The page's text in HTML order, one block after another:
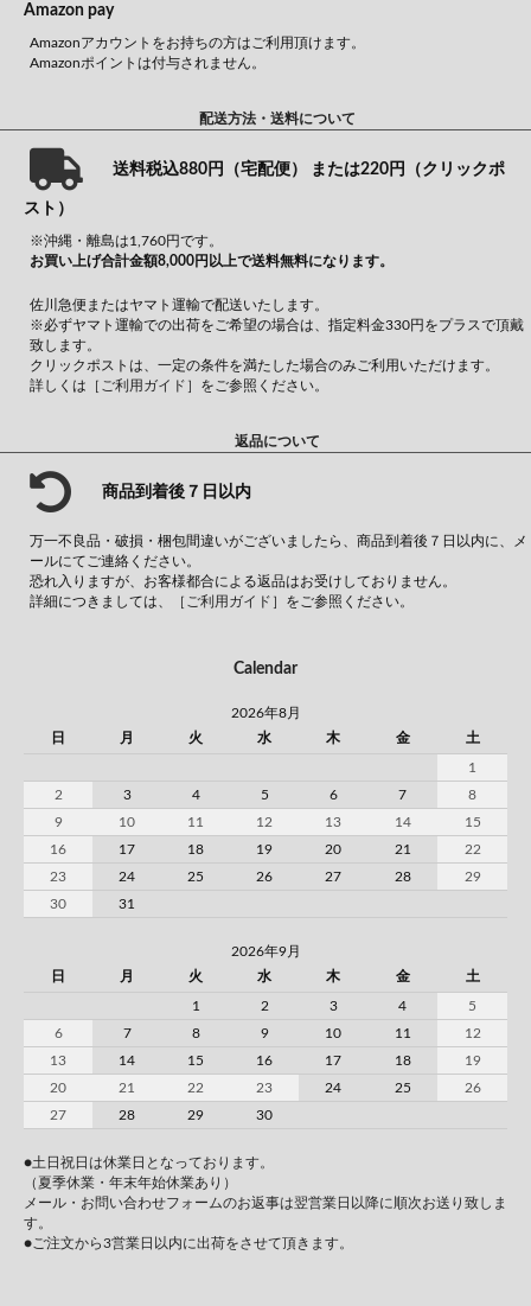
Amazon pay
Amazonアカウントをお持ちの方はご利用頂けます。
Amazonポイントは付与されません。
配送方法・送料について
送料税込880円（宅配便） または220円（クリックポ
スト）
※沖縄・離島は1,760円です。
お買い上げ合計金額8,000円以上で送料無料になります。
佐川急便またはヤマト運輸で配送いたします。
※必ずヤマト運輸での出荷をご希望の場合は、指定料金330円をプラスで頂戴
致します。
クリックポストは、一定の条件を満たした場合のみご利用いただけます。
詳しくは ［ご利用ガイド］ をご参照ください。
返品について
商品到着後７日以内
万一不良品・破損・梱包間違いがございましたら、商品到着後７日以内に、メ
ールにてご連絡ください。
恐れ入りますが、お客様都合による返品はお受けしておりません。
詳細につきましては、
［ご利用ガイド］ をご参照ください。
Calendar
2026年8月
日
月 火 水 木 金 土
1
2
3 4 5 6 7
8
9
10 11 12 13 14
15
16
17 18 19 20 21
22
23
24 25 26 27 28
29
30
31
2026年9月
日
月 火 水 木 金 土
1 2 3 4
5
6
7 8 9 10 11
12
13
14 15 16 17 18
19
20
21 22 23 24 25
26
27
28 29 30
●土日祝日は休業日となっております。
（夏季休業・年末年始休業あり）
メール・お問い合わせフォームのお返事は翌営業日以降に順次お送り致しま
す。
●ご注文から3営業日以内に出荷をさせて頂きます。